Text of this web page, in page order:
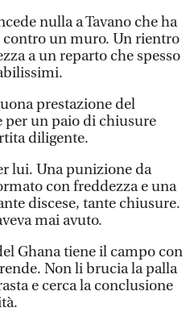
nulla a Tavano che ha
un muro. Un rientro
a un reparto che spesso
prestazione del
per un paio di chiusure
diligente.
lui. Una punizione da
con freddezza e una
discese, tante chiusure.
mai avuto.
Ghana tiene il campo con
Non li brucia la palla
e cerca la conclusione